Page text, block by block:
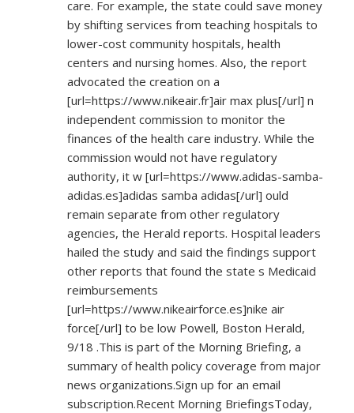
care. For example, the state could save money
by shifting services from teaching hospitals to
lower-cost community hospitals, health
centers and nursing homes. Also, the report
advocated the creation on a
[url=https://www.nikeair.fr]air max plus[/url] n
independent commission to monitor the
finances of the health care industry. While the
commission would not have regulatory
authority, it w [url=https://www.adidas-samba-
adidas.es]adidas samba adidas[/url] ould
remain separate from other regulatory
agencies, the Herald reports. Hospital leaders
hailed the study and said the findings support
other reports that found the state s Medicaid
reimbursements
[url=https://www.nikeairforce.es]nike air
force[/url] to be low Powell, Boston Herald,
9/18 .This is part of the Morning Briefing, a
summary of health policy coverage from major
news organizations.Sign up for an email
subscription.Recent Morning BriefingsToday,